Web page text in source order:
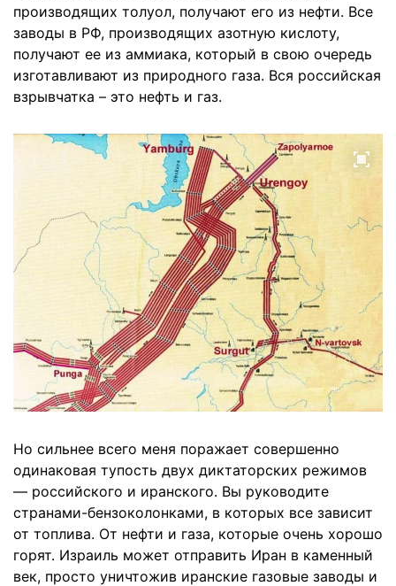
производящих толуол, получают его из нефти. Все
заводы в РФ, производящих азотную кислоту,
получают ее из аммиака, который в свою очередь
изготавливают из природного газа. Вся российская
взрывчатка – это нефть и газ.
Но сильнее всего меня поражает совершенно
одинаковая тупость двух диктаторских режимов
— российского и иранского. Вы руководите
странами-бензоколонками, в которых все зависит
от топлива. От нефти и газа, которые очень хорошо
горят. Израиль может отправить Иран в каменный
век, просто уничтожив иранские газовые заводы и